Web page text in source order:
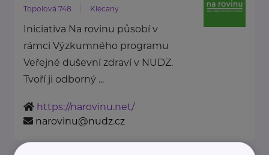
Topolová 748 Klecany
Iniciativa Na rovinu působí v
rámci Výzkumného programu
Veřejné duševní zdraví v NUDZ.
Tvoří ji odborný ...
https://narovinu.net/
narovinu@nudz.cz